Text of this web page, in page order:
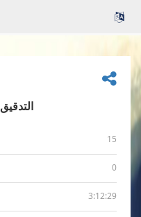
15
0
3:12:29